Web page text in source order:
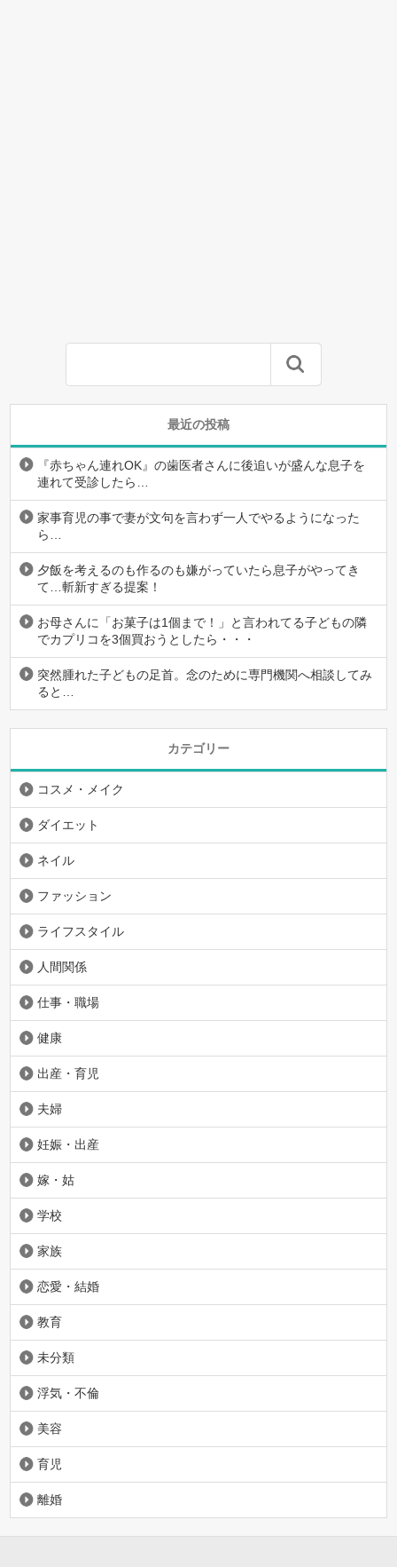
最近の投稿
『赤ちゃん連れOK』の歯医者さんに後追いが盛んな息子を
連れて受診したら…
家事育児の事で妻が文句を言わず一人でやるようになった
ら…
夕飯を考えるのも作るのも嫌がっていたら息子がやってき
て…斬新すぎる提案！
お母さんに「お菓子は1個まで！」と言われてる子どもの隣
でカプリコを3個買おうとしたら・・・
突然腫れた子どもの足首。念のために専門機関へ相談してみ
ると…
カテゴリー
コスメ・メイク
ダイエット
ネイル
ファッション
ライフスタイル
人間関係
仕事・職場
健康
出産・育児
夫婦
妊娠・出産
嫁・姑
学校
家族
恋愛・結婚
教育
未分類
浮気・不倫
美容
育児
離婚